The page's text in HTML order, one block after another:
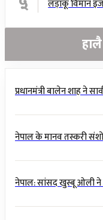
लड़ाकू विमान
प्रधानमंत्री बालेन शाह ने
नेपाल के मानव तस्करी
नेपाल: सांसद खुस्बू ओली